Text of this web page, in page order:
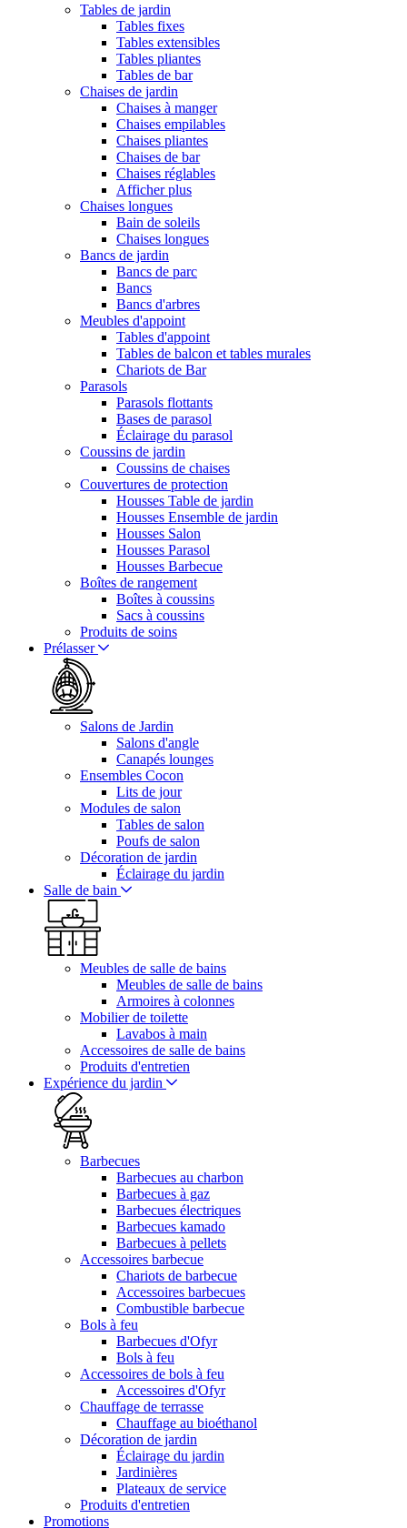
Tables de jardin
Tables fixes
Tables extensibles
Tables pliantes
Tables de bar
Chaises de jardin
Chaises à manger
Chaises empilables
Chaises pliantes
Chaises de bar
Chaises réglables
Afficher plus
Chaises longues
Bain de soleils
Chaises longues
Bancs de jardin
Bancs de parc
Bancs
Bancs d'arbres
Meubles d'appoint
Tables d'appoint
Tables de balcon et tables murales
Chariots de Bar
Parasols
Parasols flottants
Bases de parasol
Éclairage du parasol
Coussins de jardin
Coussins de chaises
Couvertures de protection
Housses Table de jardin
Housses Ensemble de jardin
Housses Salon
Housses Parasol
Housses Barbecue
Boîtes de rangement
Boîtes à coussins
Sacs à coussins
Produits de soins
Prélasser
Salons de Jardin
Salons d'angle
Canapés lounges
Ensembles Cocon
Lits de jour
Modules de salon
Tables de salon
Poufs de salon
Décoration de jardin
Éclairage du jardin
Salle de bain
Meubles de salle de bains
Meubles de salle de bains
Armoires à colonnes
Mobilier de toilette
Lavabos à main
Accessoires de salle de bains
Produits d'entretien
Expérience du jardin
Barbecues
Barbecues au charbon
Barbecues à gaz
Barbecues électriques
Barbecues kamado
Barbecues à pellets
Accessoires barbecue
Chariots de barbecue
Accessoires barbecues
Combustible barbecue
Bols à feu
Barbecues d'Ofyr
Bols à feu
Accessoires de bols à feu
Accessoires d'Ofyr
Chauffage de terrasse
Chauffage au bioéthanol
Décoration de jardin
Éclairage du jardin
Jardinières
Plateaux de service
Produits d'entretien
Promotions